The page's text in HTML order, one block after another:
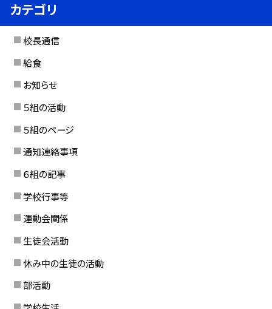
カテゴリ
校長通信
給食
お知らせ
５組の活動
５組のページ
通知連絡事項
６組の記事
学校行事等
運動会関係
生徒会活動
休み中の生徒の活動
部活動